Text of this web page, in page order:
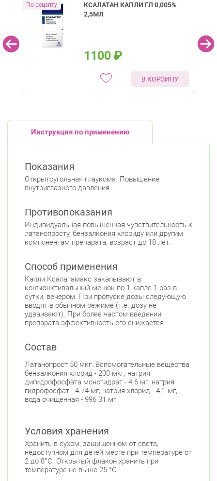
КСАЛАТАН КАПЛИ ГЛ 0,005%
2,5МЛ
1100 ₽
В КОРЗИНУ
Инструкция по применению
Показания
Открытоугольная глаукома. Повышение
внутриглазного давления.
Противопоказания
Индивидуальная повышенная чувствительность к
латанопросту, бензалкония хлориду или другим
компонентам препарата; возраст до 18 лет.
Способ применения
Капли Ксалатамакс закапывают в
конъюнктивальный мешок по 1 капле 1 раз в
сутки, вечером. При пропуске дозы следующую
вводят в обычном режиме (т.е. дозу не
удваивают). При более частом введении
препарата эффективность его снижается.
Состав
Латанопрост 50 мкг. Вспомогательные вещества:
бензалкония хлорид - 200 мкг, натрия
дигидрофосфата моногидрат - 4.6 мг, натрия
гидрофосфат - 4.74 мг, натрия хлорид - 4.1 мг,
вода очищенная - 996.31 мг.
Условия хранения
Хранить в сухом, защищённом от света,
недоступном для детей месте при температуре от
2 до 8°С. Открытый флакон хранить при
температуре не выше 25 °С.